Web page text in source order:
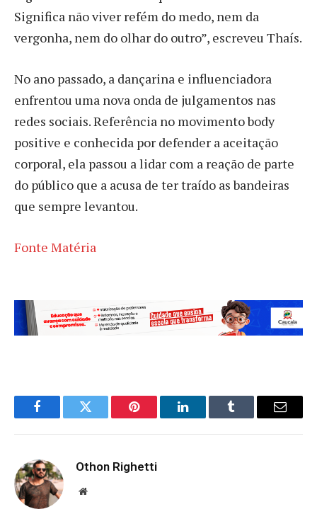
Significa não viver refém do medo, nem da
vergonha, nem do olhar do outro”, escreveu Thaís.
No ano passado, a dançarina e influenciadora
enfrentou uma nova onda de julgamentos nas
redes sociais. Referência no movimento body
positive e conhecida por defender a aceitação
corporal, ela passou a lidar com a reação de parte
do público que a acusa de ter traído as bandeiras
que sempre levantou.
Fonte Matéria
FacebookTwitter Pinterest LinkedInTumblr Email
Othon Righetti
Website